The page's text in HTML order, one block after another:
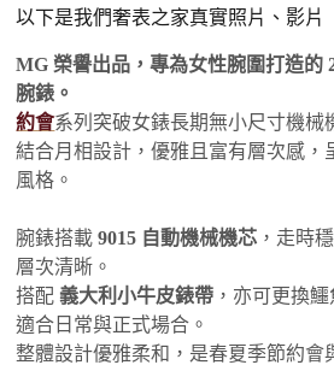
以下是我們奢表之家真實照片、影片
MG 榮譽出品，專為女性腕圍打造的
腕錶。
約會系列突破女錶長期無小尺寸機械
結合月相設計，優雅且富有層次感，
風格。
腕錶搭載9015 自動機械機芯 ，走時
層次清晰。
搭配義大利小牛皮錶帶 ，亦可更換
適合日常與正式場合。
整體設計優雅柔和，是春夏季節約會